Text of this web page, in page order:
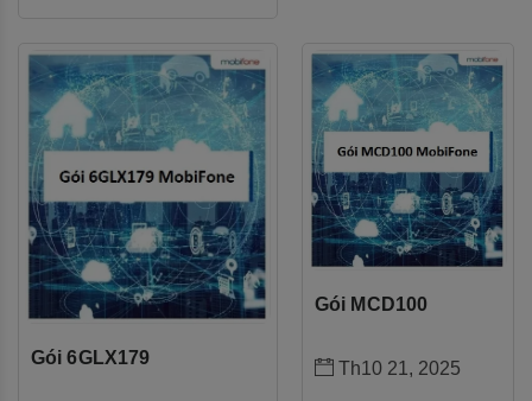
đãi lên đến 4GB data tốc độ
cao mỗi ngày, tương
đương tổng cộng 840GB
trong 7 tháng, gói cước này
không chỉ giúp bạn "thả ga"
lướt web mà còn tặng kèm
tài khoản học tiếng Anh
miễn phí – một lợi ích kép
cho cả công việc và phát
triển bản thân.
mức phí chỉ 70.000
đồng/tháng, bạn nhận
ngay 1GB data tốc độ
cao mỗi ngày (tổng
30GB/tháng) cùng tài
khoản học tập miễn
phí từ MobiEdu.
Gói 6GLX179
Gói MCD100
Th10 21, 2025